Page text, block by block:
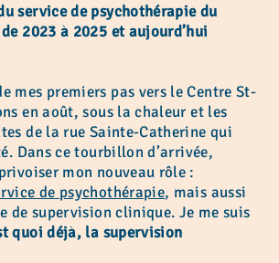
service de psychothérapie du
2023 à 2025 et aujourd’hui
mes premiers pas vers le Centre St-
en août, sous la chaleur et les
de la rue Sainte-Catherine qui
Dans ce tourbillon d’arrivée,
mon nouveau rôle :
de psychothérapie, mais aussi
de supervision clinique. Je me suis
quoi déjà, la supervision